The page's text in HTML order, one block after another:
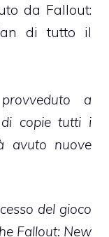
da Fallout:
di tutto il
a
copie tutti i
avuto nuove
del gioco
Fallout: New